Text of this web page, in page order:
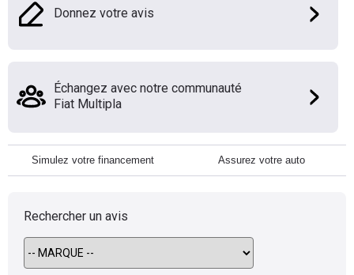
Donnez votre avis
Échangez avec notre communauté
Fiat Multipla
Simulez votre financement Assurez votre auto
Rechercher un avis